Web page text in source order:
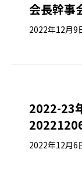
会長幹
2022年12月9
2022-23
2022年12月6